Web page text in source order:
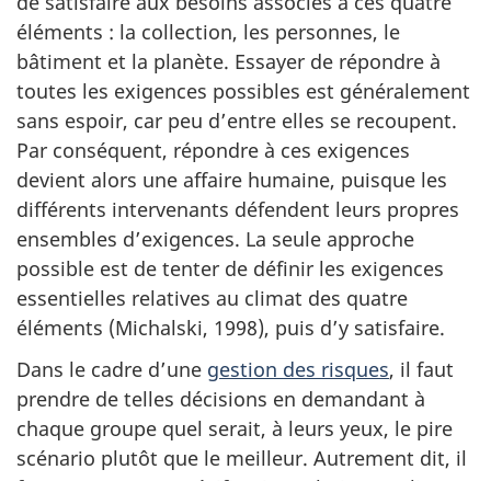
éléments : la collection, les personnes, le
bâtiment et la planète. Essayer de répondre à
toutes les exigences possibles est généralement
sans espoir, car peu d’entre elles se recoupent.
Par conséquent, répondre à ces exigences
devient alors une affaire humaine, puisque les
différents intervenants défendent leurs propres
ensembles d’exigences. La seule approche
possible est de tenter de définir les exigences
essentielles relatives au climat des quatre
éléments (Michalski, 1998), puis d’y satisfaire.
Dans le cadre d’une gestion des risques, il faut
prendre de telles décisions en demandant à
chaque groupe quel serait, à leurs yeux, le pire
scénario plutôt que le meilleur. Autrement dit, il